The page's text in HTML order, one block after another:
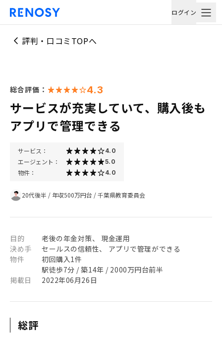
ログイン
評判・口コミTOPへ
総合評価： 4.3
サービスが充実していて、購入後も
アプリで管理できる
サービス： 4.0
エージェント： 5.0
物件： 4.0
20代後半 / 年収500万円台 /千葉県教育委員会
目的
老後の年金対策、 現金運用
決め手
セールスの信頼性、 アプリで管理ができる
物件
初回購入1件
駅徒歩7分 / 築14年 / 2000万円台前半
掲載日
2022年06月26日
総評